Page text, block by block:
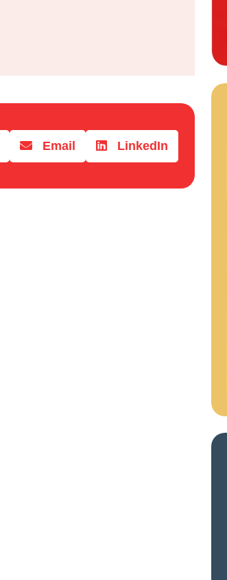
Email LinkedIn